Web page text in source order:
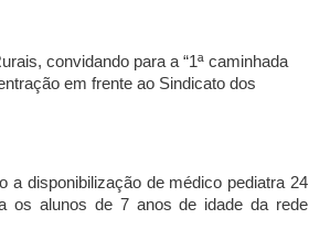
convidando para a “1ª caminhada
em frente ao Sindicato dos
a disponibilização de médico pediatra 24
os alunos de 7 anos de idade da rede